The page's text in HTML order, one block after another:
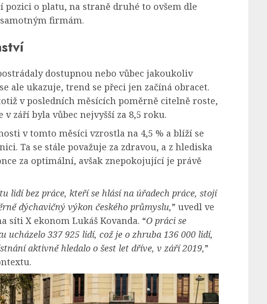
pozici o platu, na straně druhé to ovšem dle
firmám.
dostupnou nebo vůbec jakoukoliv
ale ukazuje, trend se přeci jen začíná obracet.
v posledních měsících poměrně citelně roste,
v září byla vůbec nejvyšší za 8,5 roku.
v tomto měsíci vzrostla na 4,5 % a blíží se
Ta se stále považuje za zdravou, a z hlediska
za optimální, avšak znepokojující je právě
lidí bez práce, kteří se hlásí na úřadech práce, stojí
dýchavičný výkon českého průmyslu,” uvedl ve
síti X ekonom Lukáš Kovanda. “O práci se
ucházelo 337 925 lidí, což je o zhruba 136 000 lidí,
aktivně hledalo o šest let dříve, v září 2019,”